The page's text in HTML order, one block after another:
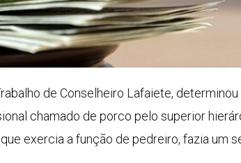
de Conselheiro Lafaiete, determinou
chamado de porco pelo superior
exercia a função de pedreiro, fazia um